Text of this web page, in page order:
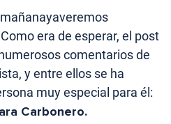
era de esperar, el post
comentarios de
y entre ellos se ha
muy especial para él:
Carbonero.